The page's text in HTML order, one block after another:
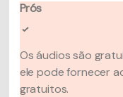
Prós
Os áudios são
ele pode fornecer
gratuitos.